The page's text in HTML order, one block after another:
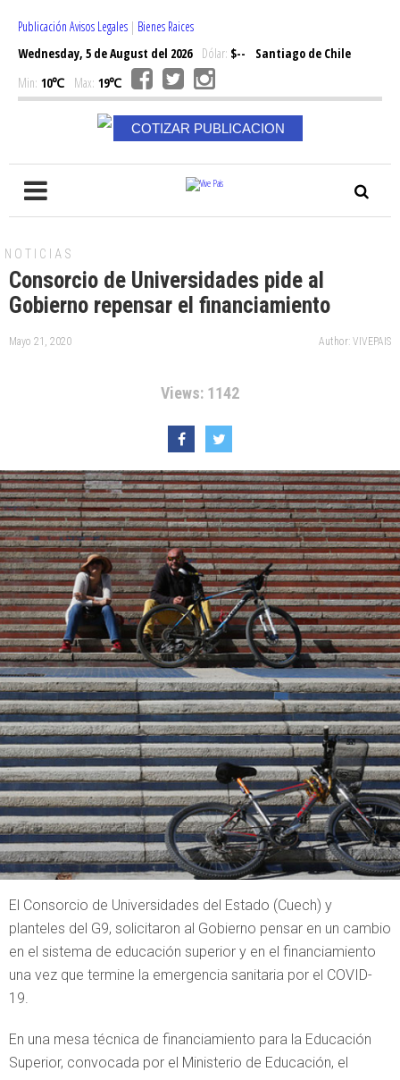
Publicación Avisos Legales | Bienes Raices
Wednesday, 5 de August del 2026Dólar: $--
Santiago de Chile
Min: 10℃ Max: 19℃
COTIZAR PUBLICACION
NOTICIAS
Consorcio de Universidades pide al
Gobierno repensar el financiamiento
Mayo 21, 2020 Author: VIVEPAIS
Views: 1142
El Consorcio de Universidades del Estado (Cuech) y
planteles del G9, solicitaron al Gobierno pensar en un cambio
en el sistema de educación superior y en el financiamiento
una vez que termine la emergencia sanitaria por el COVID-
19.
En una mesa técnica de financiamiento para la Educación
Superior, convocada por el Ministerio de Educación, el